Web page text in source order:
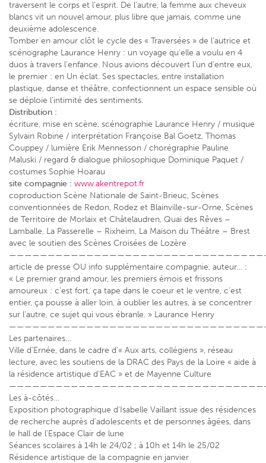
traversent le corps et l’esprit. De l’autre, la femme aux cheveux
blancs vit un nouvel amour, plus libre que jamais, comme une
deuxième adolescence.
Tomber en amour clôt le cycle des « Traversées » de l’autrice et
scénographe Laurance Henry : un voyage qu’elle a voulu en 4
duos à travers l’enfance. Nous avions découvert l’un d’entre eux,
le premier : en Un éclat. Ses spectacles, entre installation
plastique, danse et théâtre, confectionnent un espace sensible où
se déploie l’intimité des sentiments.
Distribution :
écriture, mise en scène, scénographie Laurance Henry / musique
Sylvain Robine / interprétation Françoise Bal Goetz, Thomas
Couppey / lumière Erik Mennesson / chorégraphie Pauline
Maluski / regard & dialogue philosophique Dominique Paquet /
costumes Sophie Hoarau
site compagnie : www.akentrepot.fr
coproduction Scène Nationale de Saint-Brieuc, Scènes
conventionnées de Redon, Rodez et Blainville-sur-Orne, Scènes
de Territoire de Morlaix et Châtelaudren, Quai des Rêves –
Lamballe, La Passerelle – Rixheim, La Maison du Théâtre – Brest
avec le soutien des Scènes Croisées de Lozère
article de presse OU info supplémentaire compagnie, auteur… :
« Le premier grand amour, les premiers émois et frissons
amoureux : c’est fort, ça tape dans le coeur et le ventre, c’est
entier, ça pousse à aller loin, à oublier les autres, à se concentrer
sur l’autre, ce sujet qui vous ébranle. » Laurance Henry
Les partenaires…
Ville d’Ernée, dans le cadre d’« Aux arts, collégiens », réseau
lecture, avec les soutiens de la DRAC des Pays de la Loire « aide à
la résidence artistique d’EAC » et de Mayenne Culture
Les à-côtés…
Exposition photographique d’Isabelle Vaillant issue des résidences
de recherche auprès d’adolescents et de personnes âgées, dans
le hall de l’Espace Clair de lune
Séances scolaires à 14h le 24/02 ; à 10h et 14h le 25/02
Résidence artistique de la compagnie en janvier